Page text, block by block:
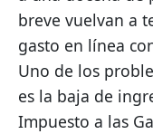
breve vuelvan a
gasto en línea
Uno de los
es la baja de
Impuesto a las